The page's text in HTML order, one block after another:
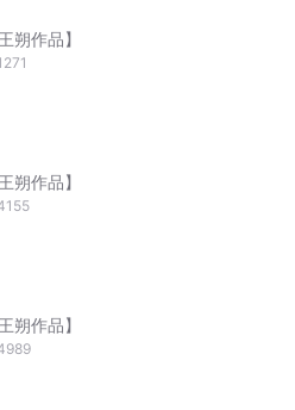
朔作品】
朔作品】
朔作品】